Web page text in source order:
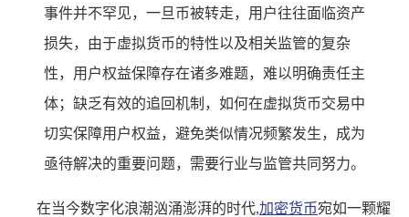
事件并不罕见，一旦币被转走，用户往往面临资产
损失，由于虚拟货币的特性以及相关监管的复杂
性，用户权益保障存在诸多难题，难以明确责任主
体；缺乏有效的追回机制，如何在虚拟货币交易中
切实保障用户权益，避免类似情况频繁发生，成为
亟待解决的重要问题，需要行业与监管共同努力。
在当今数字化浪潮汹涌澎湃的时代,加密货币宛如一颗耀